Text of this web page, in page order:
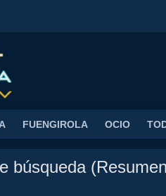
FUENGIROLA OCIO
búsqueda